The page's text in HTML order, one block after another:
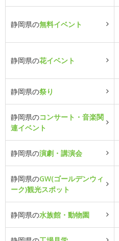
静岡県の無料イベント
静岡県の花イベント
静岡県の祭り
静岡県のコンサート・音楽関
連イベント
静岡県の演劇・講演会
静岡県のGW(ゴールデンウィ
ーク)観光スポット
静岡県の水族館・動物園